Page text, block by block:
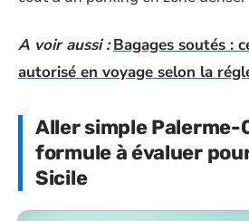
A voir aussi : Bagages soutés :
autorisé en voyage selon la
Aller simple Palerme-
formule à évaluer
Sicile